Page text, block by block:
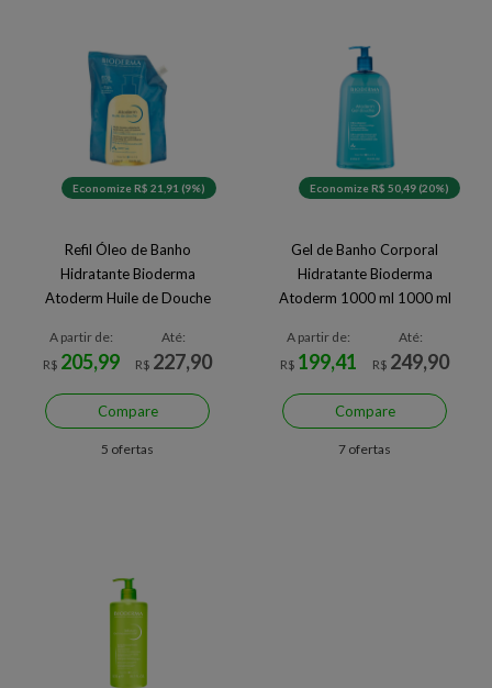
Economize R$ 21,91 (9%)
Refil Óleo de Banho
Hidratante Bioderma
Atoderm Huile de Douche
A partir de:
R$ 205,99
Até:
R$ 227,90
Compare
5 ofertas
Economize R$ 50,49 (20%)
Gel de Banho Corporal
Hidratante Bioderma
Atoderm 1000 ml 1000 ml
A partir de:
R$ 199,41
Até:
R$ 249,90
Compare
7 ofertas